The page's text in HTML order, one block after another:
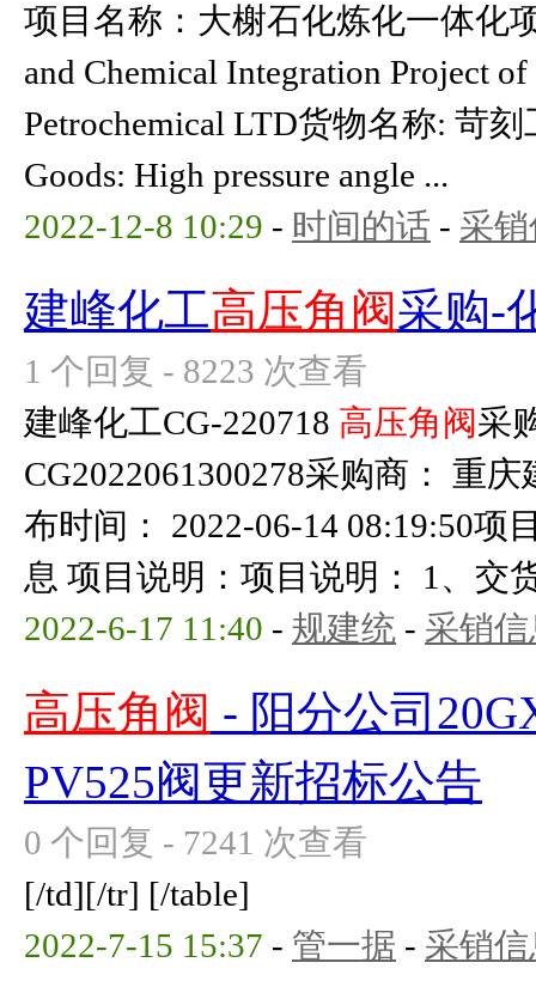
项目名称：大榭石化炼化一体化
and Chemical Integration Project
Petrochemical LTD货物名称: 苛刻
Goods: High pressure angle ...
2022-12-8 10:29 - 时间的话 - 采
建峰化工高压角阀采购-
1 个回复 - 8223 次查看
建峰化工CG-220718 高压角阀采
CG2022061300278采购商： 重
布时间： 2022-06-14 08:19:50项
息 项目说明：项目说明： 1、交
2022-6-17 11:40 - 规建统 - 采销
高压角阀 - 阳分公司
PV525阀更新招标公告
0 个回复 - 7241 次查看
[/td][/tr] [/table]
2022-7-15 15:37 - 管一据 - 采销